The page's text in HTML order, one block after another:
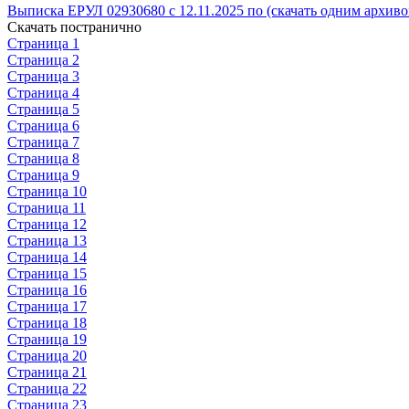
Выписка ЕРУЛ 02930680 с 12.11.2025 по (скачать одним
Скачать постранично
Страница 1
Страница 2
Страница 3
Страница 4
Страница 5
Страница 6
Страница 7
Страница 8
Страница 9
Страница 10
Страница 11
Страница 12
Страница 13
Страница 14
Страница 15
Страница 16
Страница 17
Страница 18
Страница 19
Страница 20
Страница 21
Страница 22
Страница 23